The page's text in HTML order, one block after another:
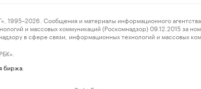
Сообщения и материалы информационного агентства
и массовых коммуникаций (Роскомнадзор) 09.12.2015 за
в сфере связи, информационных технологий и массовых
биржа